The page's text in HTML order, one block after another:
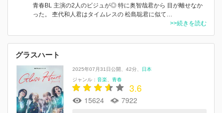
青春BL 主演の2人のビジュが◎ 特に奥智哉君から 目が離せなか
った。 杢代和人君はタイムレスの 松島聡君に似て…
>>続きを読む
グラスハート
2025年07月31日公開 42分
日本
ジャンル： 音楽 青春
3.6
15624 7922